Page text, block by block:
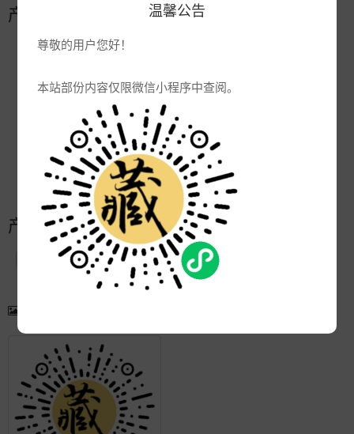
温馨公告
尊敬的用户您好！
本站部份内容仅限微信小程序中查阅。
产品参数
编号:
景德镇装饰礼品瓷盘
3453
厂商:
陶瓷杯子定制厂家
更新:
2022-09-26 15:15:16
产品简介